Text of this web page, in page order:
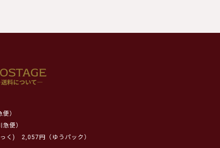
）
便）
く)
2,057円（ゆうパック）